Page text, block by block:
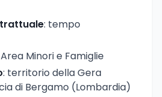
: tempo
Minori e Famiglie
: territorio della Gera
di Bergamo (Lombardia)